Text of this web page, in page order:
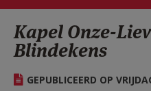
VIERINGEN
SHOP
Kapel Onze-
Blindekens
GEPUBLICEERD OP